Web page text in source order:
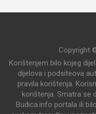
Copyright
Korištenjem bilo kojeg
dijelova i podsiteova
pravila korištenja.
korištenja. Smatra se
Budica.info portala ili